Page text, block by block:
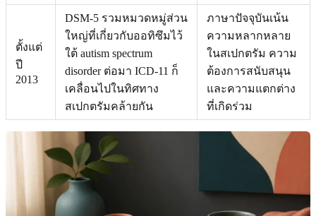
ตั้งแต่
ปี
2013
DSM-5 รวมหมวดหมู่ส่วน
ใหญ่ที่เกี่ยวกับออทิซึมไว้
ใต้ autism spectrum
disorder ต่อมา ICD-11 ก็
เคลื่อนไปในทิศทาง
สเปกตรัมคล้ายกัน
ภาษาปัจจุบันเน้น
ความหลากหลาย
ในสเปกตรัม ความ
ต้องการสนับสนุน
และความแตกต่าง
ที่เกิดร่วม